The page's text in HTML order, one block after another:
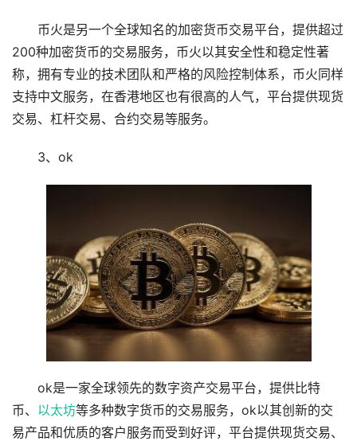
币火是另一个全球知名的加密货币交易平台，提供超过
200种加密货币的交易服务，币火以其安全性和稳定性著
称，拥有专业的技术团队和严格的风险控制体系，币火同样
支持中文服务，在香港地区也有很高的人气，平台提供现货
交易、杠杆交易、合约交易等服务。
3、ok
ok是一家全球领先的数字资产交易平台，提供比特
币、 以太坊等多种数字货币的交易服务，ok以其创新的交
易产品和优质的客户服务而受到好评，平台提供现货交易、